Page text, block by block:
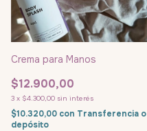
Crema para Manos
$12.900,00
3 x $4.300,00 sin interés
$10.320,00 con Transferencia o
depósito